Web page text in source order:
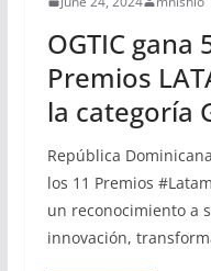
OGTIC gana
Premios
la categoría
República
los 11 Premios
un reconocimiento a
innovación,